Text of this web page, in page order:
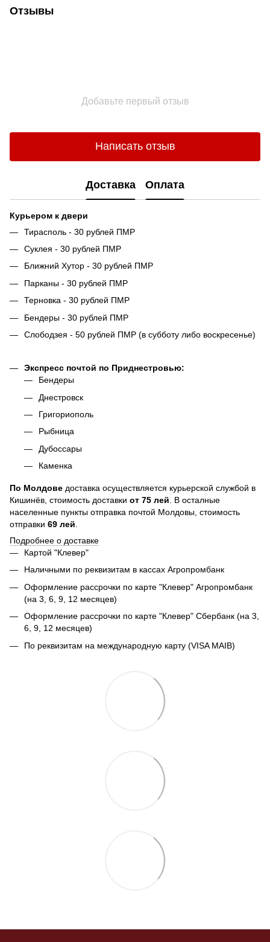
Отзывы
Добавьте первый отзыв
Написать отзыв
Доставка Оплата
Курьером к двери
Тирасполь - 30 рублей ПМР
Суклея - 30 рублей ПМР
Ближний Хутор - 30 рублей ПМР
Парканы - 30 рублей ПМР
Терновка - 30 рублей ПМР
Бендеры - 30 рублей ПМР
Слободзея - 50 рублей ПМР (в субботу либо воскресенье)
Экспресс почтой по Приднестровью:
Бендеры
Днестровск
Григориополь
Рыбница
Дубоссары
Каменка
По Молдове доставка осуществляется курьерской службой в
Кишинёв, стоимость доставки от 75 лей . В осталные
населенные пункты отправка почтой Молдовы, стоимость
отправки 69 лей
Подробнее о доставке
Картой "Клевер"
Наличными по реквизитам в кассах Агропромбанк
Оформление рассрочки по карте "Клевер" Агропромбанк
(на 3, 6, 9, 12 месяцев)
Оформление рассрочки по карте "Клевер" Сбербанк (на 3,
6, 9, 12 месяцев)
По реквизитам на международную карту (VISA MAIB)